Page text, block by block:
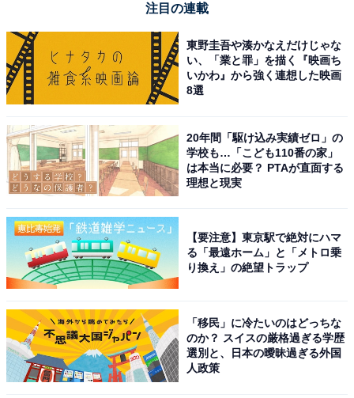
ブラックアルミプリントで、保温力アップ
注目の連載
東野圭吾や湊かなえだけじゃな
い、「業と罪」を描く『映画ち
いかわ』から強く連想した映画
8選
20年間「駆け込み実績ゼロ」の
学校も…「こども110番の家」
は本当に必要？ PTAが直面する
理想と現実
【要注意】東京駅で絶対にハマ
る「最遠ホーム」と「メトロ乗
り換え」の絶望トラップ
「移民」に冷たいのはどっちな
のか？ スイスの厳格過ぎる学歴
選別と、日本の曖昧過ぎる外国
人政策